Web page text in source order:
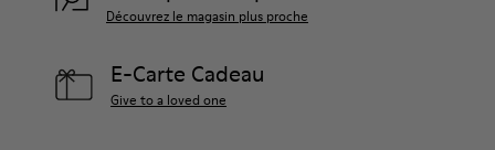
Découvrez le magasin plus proche
E-Carte Cadeau
Give to a loved one